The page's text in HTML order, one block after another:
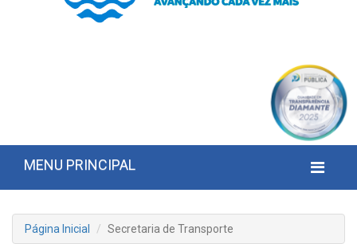
MENU PRINCIPAL
Página Inicial Secretaria de Transporte